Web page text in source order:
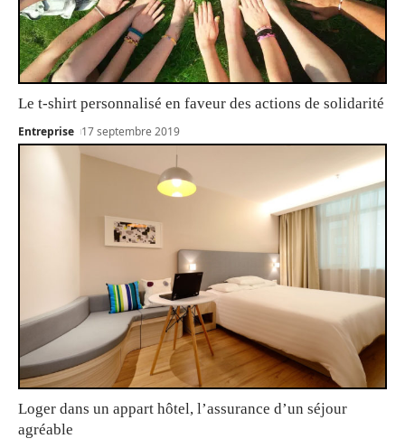
Le t-shirt personnalisé en faveur des actions de solidarité
Entreprise 17 septembre 2019
Loger dans un appart hôtel, l’assurance d’un séjour
agréable